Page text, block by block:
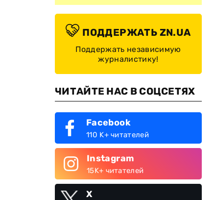
ПОДДЕРЖАТЬ ZN.UA
Поддержать независимую
журналистику!
ЧИТАЙТЕ НАС В СОЦСЕТЯХ
Facebook
110 K+ читателей
Instagram
15K+ читателей
X